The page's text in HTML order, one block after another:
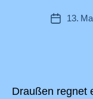
13.
Draußen regnet